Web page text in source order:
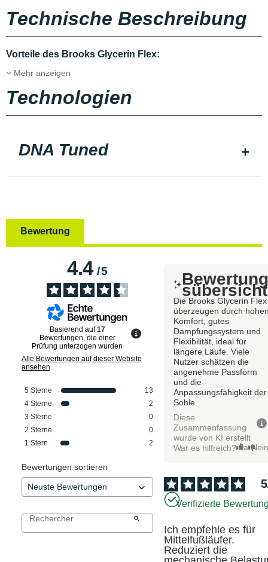
Technische Beschreibung
Vorteile des Brooks Glycerin Flex:
Mehr anzeigen
Technologien
DNA Tuned
Bewertung
4.4/5
Basierend auf17
Bewertungen, die einer
Prüfung unterzogen wurden
Alle Bewertungen auf dieser Website
ansehen
5 Sterne
13
4 Sterne
2
3 Sterne
0
2 Sterne
0
1 Stern 2
Bewertungen sortieren
sübersicht
Die Brooks Glycerin Flex
überzeugen durch
Komfort, gutes
Dämpfungssystem und
Flexibilität, ideal für
längere Läufe. Viele
Nutzer schätzen die
angenehme Passform
und die
Anpassungsfähigkeit der
Sohle.
Diese
Zusammenfassung
wurde von KI erstellt
War es hilfreich? Ja
5
Verifizierte
Ich empfehle es für
Mittelfußläufer.
Reduziert die